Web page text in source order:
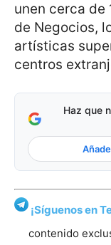
unen cerca de
de Negocios,
artísticas
centros
Haz que
¡Síguenos en
contenido